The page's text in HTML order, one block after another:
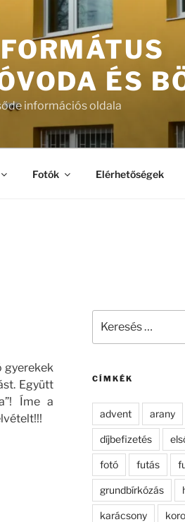
ÉS
információs oldala
Fotók Elérhetőségek
gyerekek
Együtt
Íme a
következő
CÍMKÉK
advent arany
díjbefizetés
fotó futás
grundbírkózás
karácsony